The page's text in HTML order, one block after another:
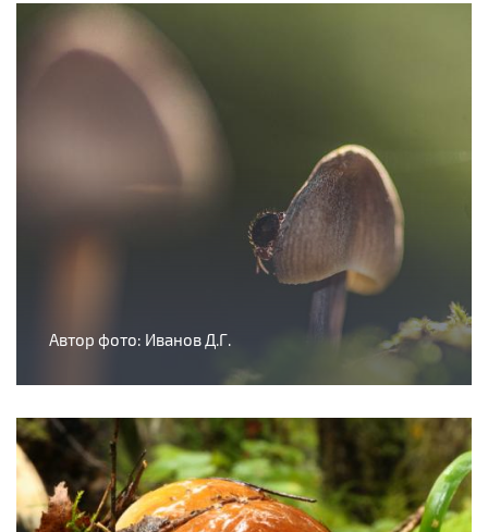
Автор фото: Иванов Д.Г.